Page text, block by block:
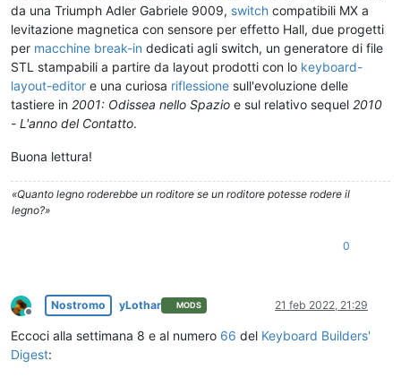
da una Triumph Adler Gabriele 9009, switch compatibili MX a
levitazione magnetica con sensore per effetto Hall, due progetti
per macchine break-in dedicati agli switch, un generatore di file
STL stampabili a partire da layout prodotti con lo keyboard-
layout-editor e una curiosa riflessione sull'evoluzione delle
tastiere in 2001: Odissea nello Spazio e sul relativo sequel 2010
- L'anno del Contatto.
Buona lettura!
«Quanto legno roderebbe un roditore se un roditore potesse rodere il
legno?»
0
Non in linea
Nostromo yLothar MODS 21 feb 2022, 21:29
Eccoci alla settimana 8 e al numero 66 del Keyboard Builders'
Digest: